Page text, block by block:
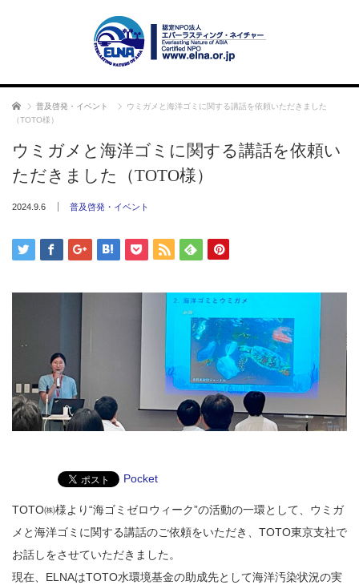
ホーム 普及啓発・イベント
ウミガメと海洋ゴミに関する講話を依頼いただきました
（TOTO様）
ウミガメと海洋ゴミに関する講話を依頼い
ただきました（TOTO様）
2024.9.6 普及啓発・イベント
Pocket
TOTO㈱様より“海ゴミゼロウィーク”の活動の一環として、ウミガ
メと海洋ゴミに関する講話のご依頼をいただき、TOTO東京支社で
お話しをさせていただきました。
現在、ELNAはTOTO水環境基金の助成先として海洋汚染状況の実